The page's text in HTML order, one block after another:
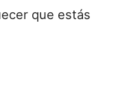
que estás